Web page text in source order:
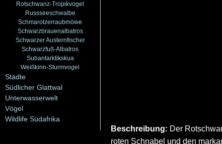
Rotschwanz-Tropikvogel
Russseeschwalbe
Schmarotzerraubmöwe
Schwarzbrauenalbatros
Schwarzer Austernfischer
Schwarzfuß-Albatros
Subantarktikskua
Weißkinn-Sturmvogel
Städte
Südlicher Glattwal
Unterwasserwelt
Vögel
Wildlife Südafrika
Beschreibung: Der
roten Schnabel und den